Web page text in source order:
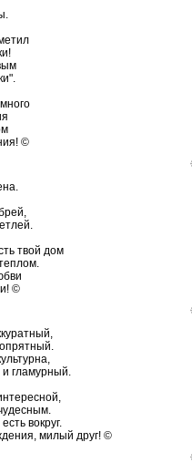
©
твой дом
©
и гламурный.
вокруг.
милый друг! ©